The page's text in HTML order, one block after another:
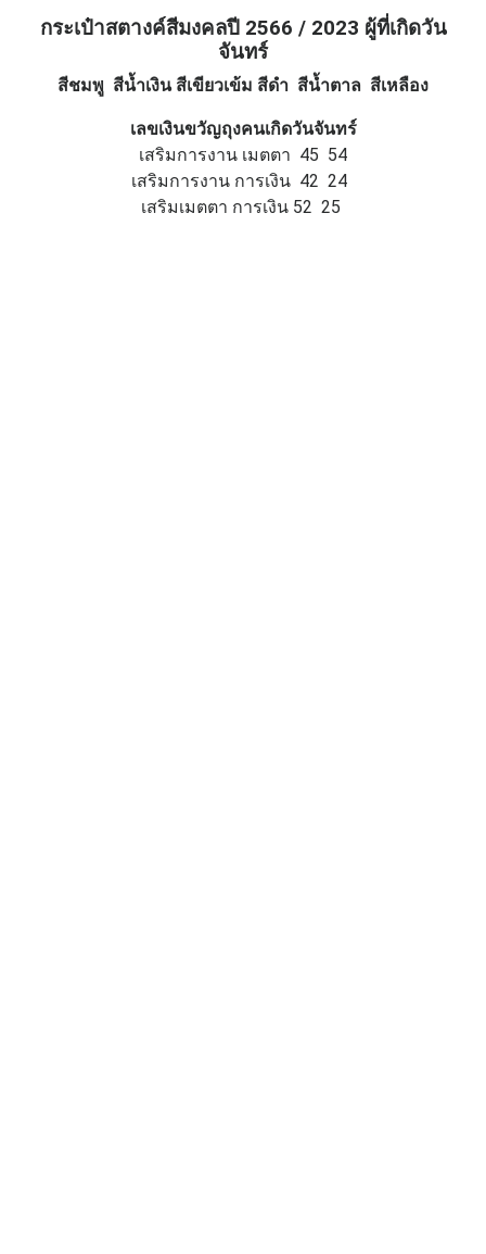
กระเป๋าสตางค์สีมงคลปี 2566 / 2023 ผู้ที่เกิดวัน
จันทร์
สีชมพู สีน้ำเงิน สีเขียวเข้ม สีดำ สีน้ำตาล สีเหลือง
เลขเงินขวัญถุงคนเกิดวันจันทร์
เสริมการงาน เมตตา 45 54
เสริมการงาน การเงิน 42 24
เสริมเมตตา การเงิน 52 25